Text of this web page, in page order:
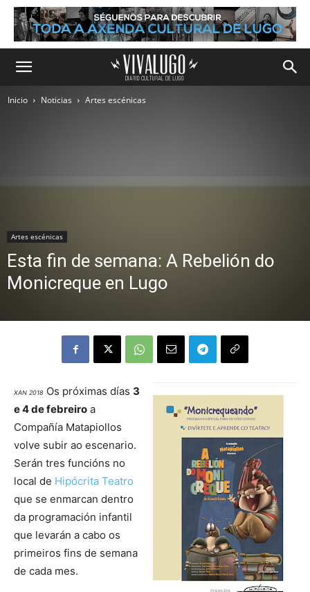
Inicio Noticias Artes escénicas
Artes escénicas
Esta fin de semana: A Rebelión do
Monicreque en Lugo
XAN 2018 Os próximas días 3
e 4 de febreiro a
Compañía Matapiollos
volve subir ao escenario.
Serán tres funcións no
local de Hipócrita Teatro
que se enmarcan dentro
da programación infantil
que levarán a cabo os
primeiros fins de semana
de cada mes.